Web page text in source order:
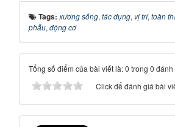
Tags: xương sống, tác dụng, vị trí, toàn
phẫu, động cơ
Tổng số điểm của bài viết là: 0 trong 0 đánh
Click để đánh giá bài